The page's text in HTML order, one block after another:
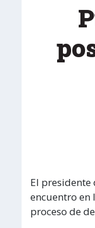
El presidente
encuentro en
proceso de